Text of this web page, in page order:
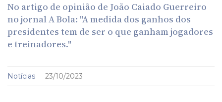
No artigo de opinião de João Caiado Guerreiro
no jornal A Bola: "A medida dos ganhos dos
presidentes tem de ser o que ganham jogadores
e treinadores."
Notícias 23/10/2023